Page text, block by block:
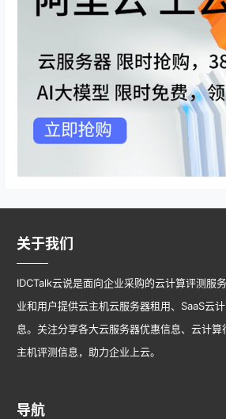
关于我们
IDCTalk云说是面向企业采购的云计算评测服
业和用户提供云主机云服务器租用、SaaS云
息。关注分享各大云服务器优惠信息、云计
主机评测信息，助力企业上云。
导航